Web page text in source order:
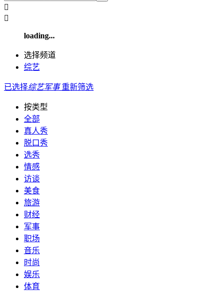


loading...
选择频道
综艺
已选择综艺军事重新筛选
按类型
全部
真人秀
脱口秀
选秀
情感
访谈
美食
旅游
财经
军事
职场
音乐
时尚
娱乐
体育